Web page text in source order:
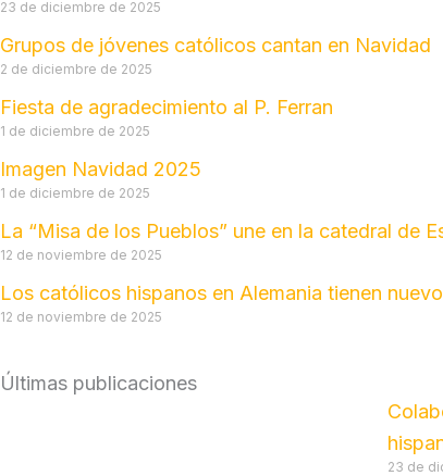
23 de diciembre de 2025
Grupos de jóvenes católicos cantan en Navidad
2 de diciembre de 2025
Fiesta de agradecimiento al P. Ferran
1 de diciembre de 2025
Imagen Navidad 2025
1 de diciembre de 2025
La “Misa de los Pueblos” une en la catedral de
12 de noviembre de 2025
Los católicos hispanos en Alemania tienen
12 de noviembre de 2025
Últimas publicaciones
23 de